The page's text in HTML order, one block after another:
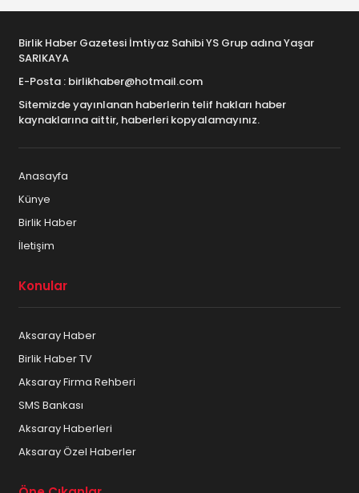
Birlik Haber Gazetesi İmtiyaz Sahibi YS Grup adına Yaşar
SARIKAYA
E-Posta : birlikhaber@hotmail.com
Sitemizde yayınlanan haberlerin telif hakları haber
kaynaklarına aittir, haberleri kopyalamayınız.
Anasayfa
Künye
Birlik Haber
İletişim
Konular
Aksaray Haber
Birlik Haber TV
Aksaray Firma Rehberi
SMS Bankası
Aksaray Haberleri
Aksaray Özel Haberler